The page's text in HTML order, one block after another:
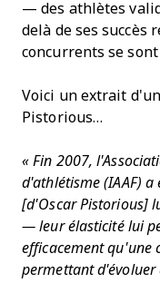
— des athlètes
delà de ses succès
concurrents se
Voici un extrait
Pistorious…
« Fin 2007,
d'athlétisme (IAAF)
[d'Oscar Pistorious]
— leur élasticité lui
efficacement qu'une
permettant d'évoluer